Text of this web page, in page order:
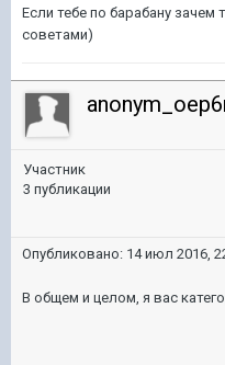
Если тебе по барабану
советами)
Участник
3 публикации
Опубликовано: 14 июл 2016,
В общем и целом, я вас